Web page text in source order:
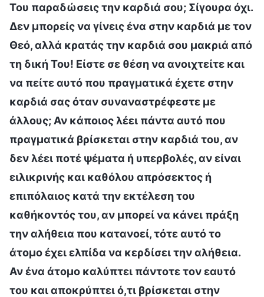
Του παραδώσεις την καρδιά σου; Σίγουρα όχι.
Δεν μπορείς να γίνεις ένα στην καρδιά με τον
Θεό, αλλά κρατάς την καρδιά σου μακριά από
τη δική Του! Είστε σε θέση να ανοιχτείτε και
να πείτε αυτό που πραγματικά έχετε στην
καρδιά σας όταν συναναστρέφεστε με
άλλους; Αν κάποιος λέει πάντα αυτό που
πραγματικά βρίσκεται στην καρδιά του, αν
δεν λέει ποτέ ψέματα ή υπερβολές, αν είναι
ειλικρινής και καθόλου απρόσεκτος ή
επιπόλαιος κατά την εκτέλεση του
καθήκοντός του, αν μπορεί να κάνει πράξη
την αλήθεια που κατανοεί, τότε αυτό το
άτομο έχει ελπίδα να κερδίσει την αλήθεια.
Αν ένα άτομο καλύπτει πάντοτε τον εαυτό
του και αποκρύπτει ό,τι βρίσκεται στην